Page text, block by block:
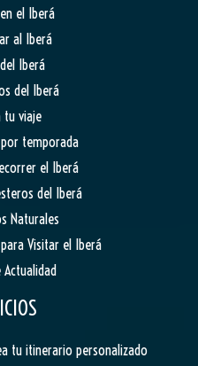
el Iberá
al Iberá
Iberá
del Iberá
tu viaje
temporada
el Iberá
del Iberá
Naturales
Visitar el Iberá
tu itinerario personalizado